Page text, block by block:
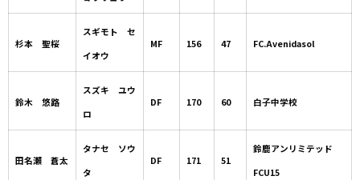
杉本 聖桜
スギモト セ
イオウ
MF 156 47 FC.Avenidasol
鈴木 悠路
スズキ ユウ
ロ
DF 170 60 白子中学校
田名瀬 蒼太
タナセ ソウ
タ
DF 171 51
鈴鹿アンリミテッド
FCU15